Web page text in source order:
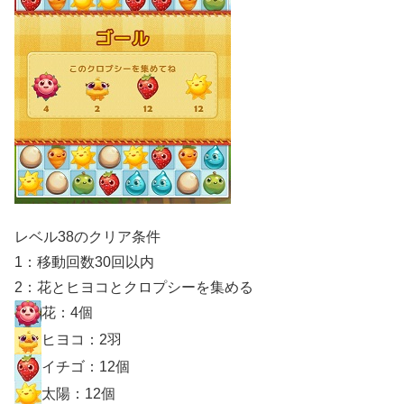
レベル38のクリア条件
1：移動回数30回以内
2：花とヒヨコとクロプシーを集める
花：4個
ヒヨコ：2羽
イチゴ：12個
太陽：12個